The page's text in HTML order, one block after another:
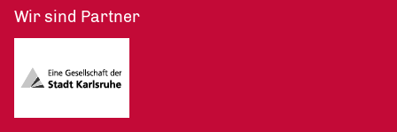
Wir sind Partner